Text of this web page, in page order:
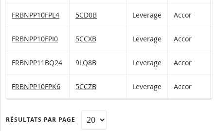
Accor Leverage et Short Leverage Avec barrière désactivante
FRBNPP10FPL4 5CD0B Leverage Accor
Accor Leverage et Short Leverage Avec barrière désactivante
FRBNPP10FPI0 5CCXB Leverage Accor
Accor Leverage et Short Leverage Avec barrière désactivante
FRBNPP11BQ24 9LQ8B Leverage Accor
Accor Leverage et Short Leverage Avec barrière désactivante
FRBNPP10FPK6 5CCZB Leverage Accor
RÉSULTATS PAR PAGE